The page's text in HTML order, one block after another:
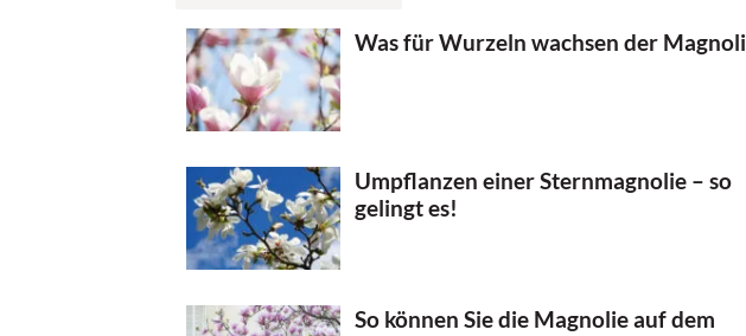
Was für Wurzeln wachsen der
Umpflanzen einer Sternmagnolie – so
gelingt es!
So können Sie die Magnolie auf dem